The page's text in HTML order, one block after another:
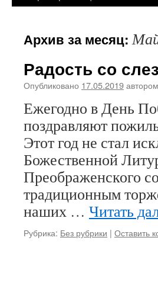
Архив за месяц:
Радость со
Опубликовано 17.05.2019автором
Ежегодно в День
поздравляют
Этот год не стал
Божественной
Преображенского
традиционным
наших … Читать
Рубрика: Без рубрики | Оставить